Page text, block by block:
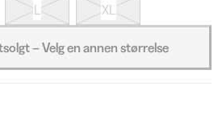
L XL
– Velg en annen størrelse